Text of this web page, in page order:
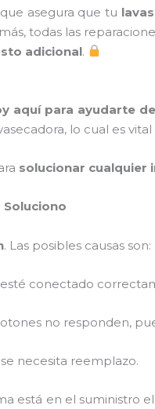
asegura que tu
todas las
adicional.
aquí para ayudarte
lo cual es vital
solucionar cualquier
Soluciono
. Las posibles causas son:
conectado
no responden,
necesita reemplazo.
está en el suministro